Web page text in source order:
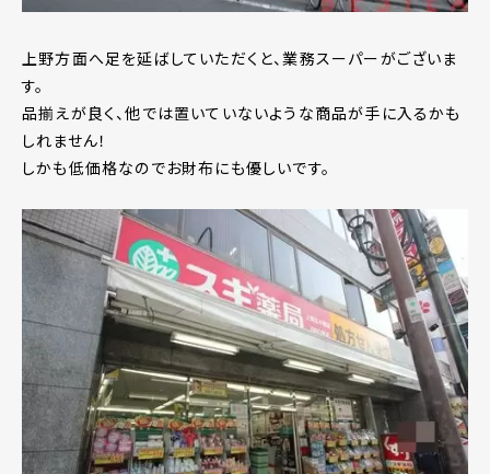
上野方面へ足を延ばしていただくと、業務スーパーがございま
す。
品揃えが良く、他では置いていないような商品が手に入るかも
しれません！
しかも低価格なのでお財布にも優しいです。